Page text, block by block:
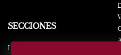
SECCIONES
Inicio